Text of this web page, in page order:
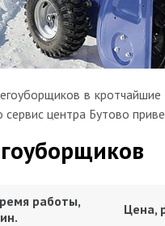
в
центра Бутово
работы,
Цена,